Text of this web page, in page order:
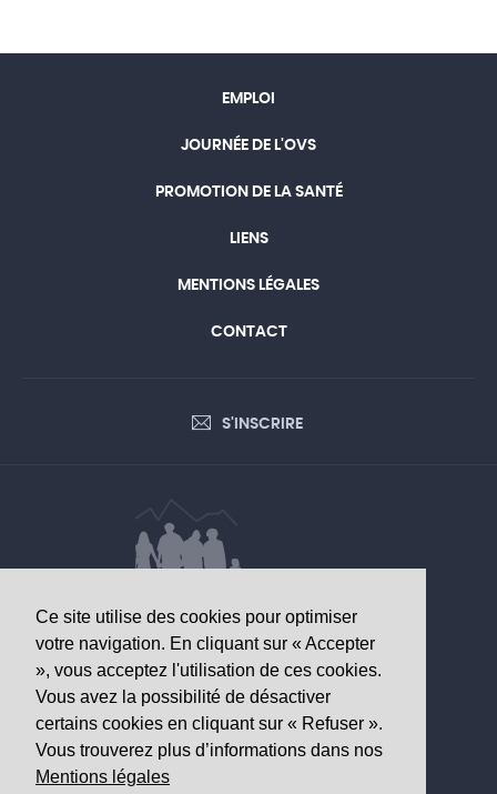
Ce site utilise des cookies pour optimiser
votre navigation. En cliquant sur « Accepter
», vous acceptez l'utilisation de ces cookies.
Vous avez la possibilité de désactiver
certains cookies en cliquant sur « Refuser ».
Vous trouverez plus d’informations dans nos
Mentions légales
EMPLOI
JOURNÉE DE L'OVS
PROMOTION DE LA SANTÉ
LIENS
MENTIONS LÉGALES
CONTACT
S'INSCRIRE
DONNÉES D’INTÉRÊT SANITAIRE
Observatoire valaisan de la santé
Av. Grand-Champsec 64
1950 Sion
Tél+41 27 603 49 61